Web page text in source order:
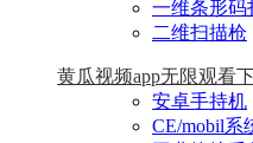
一维条形码
二维扫描枪
黄瓜视频app无限观看
安卓手持机
CE/mobil系